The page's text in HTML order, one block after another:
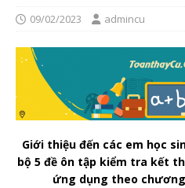
09/02/2023 admincu
Giới thiệu đến các em học
bộ 5 đề ôn tập kiểm tra kết
ứng dụng theo